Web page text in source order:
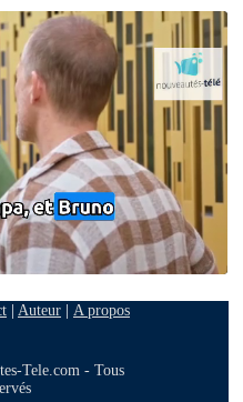
| Auteur| A propos
Tele.com - Tous